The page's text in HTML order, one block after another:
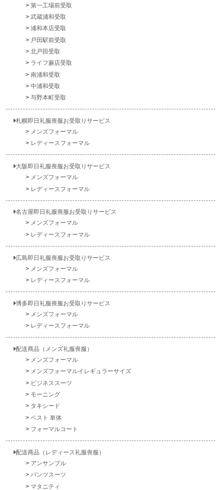
第一工場前受取
武蔵浦和受取
浦和本店受取
戸田駅前受取
北戸田受取
ライフ蕨店受取
南浦和受取
中浦和受取
与野本町受取
札幌即日礼服喪服お受取りサービス
メンズフォーマル
レディースフォーマル
大阪即日礼服喪服お受取りサービス
メンズフォーマル
レディースフォーマル
名古屋即日礼服喪服お受取りサービス
メンズフォーマル
レディースフォーマル
広島即日礼服喪服お受取りサービス
メンズフォーマル
レディースフォーマル
博多即日礼服喪服お受取りサービス
メンズフォーマル
レディースフォーマル
配送商品（メンズ礼服喪服）
メンズフォーマル
メンズフォーマルイレギュラーサイズ
ビジネススーツ
モーニング
タキシード
ベスト 単体
フォーマルコート
配送商品（レディース礼服喪服）
アンサンブル
パンツスーツ
マタニティ